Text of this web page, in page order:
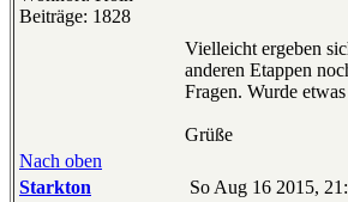
Beiträge: 1828
Vielleicht ergeben
anderen Etappen
Fragen. Wurde
Grüße
Nach oben
Starkton
So Aug 16 2015,